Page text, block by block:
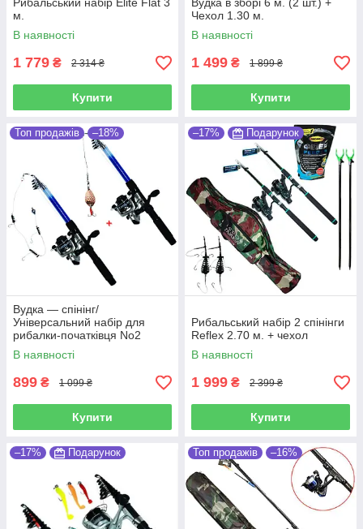
м.
В наявності
1 779 ₴ 2 314 ₴
Купити
Чехол 1.30 м.
В наявності
1 499 ₴ 1 899 ₴
Купити
Топ продажів –18%
Вудка — спінінг/
Універсальний набір для
рибалки-початківця No2
В наявності
899 ₴ 1 099 ₴
Купити
–17% Подарунок
Рибальський набір 2 спінінги
Reflex 2.70 м. + чехол
В наявності
1 999 ₴ 2 399 ₴
Купити
–17% Подарунок Топ продажів –16%